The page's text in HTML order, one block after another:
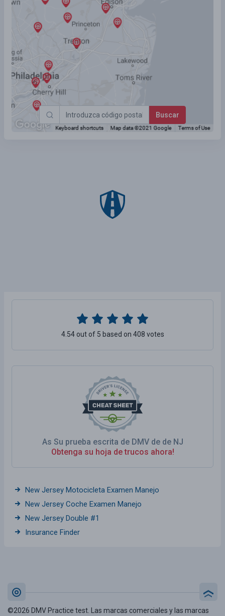
As Su prueba escrita de DMV de de NJ
Obtenga su hoja de trucos ahora!
4.54 out of 5 based on 408 votes
New Jersey Motocicleta Examen Manejo
New Jersey Coche Examen Manejo
New Jersey Double #1
Insurance Finder
Buscar
©2026 DMV Practice test. Las marcas comerciales y las marcas